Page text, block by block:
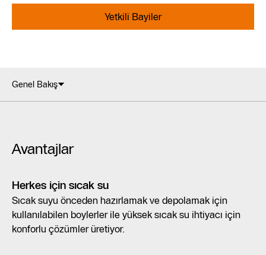
Yetkili Bayiler
Genel Bakış
Avantajlar
Herkes için sıcak su
Sıcak suyu önceden hazırlamak ve depolamak için
kullanılabilen boylerler ile yüksek sıcak su ihtiyacı için
konforlu çözümler üretiyor.